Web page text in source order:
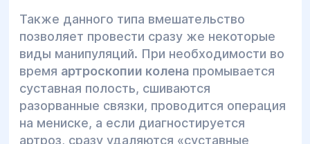
Также данного типа вмешательство
позволяет провести сразу же некоторые
виды манипуляций. При необходимости во
время артроскопии коленапромывается
суставная полость, сшиваются
разорванные связки, проводится операция
на мениске, а если диагностируется
артроз, сразу удаляются «суставные